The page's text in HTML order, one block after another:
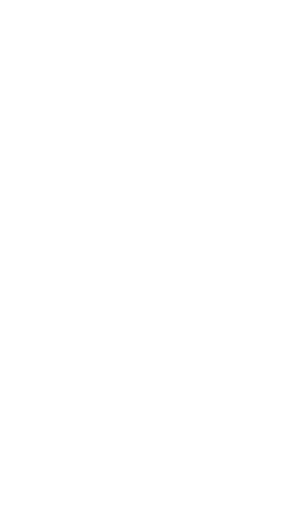
付与しています
全なユーザーです
させた実績があります
実績があります
りません
した発送日数内に発送してい
しています
しています